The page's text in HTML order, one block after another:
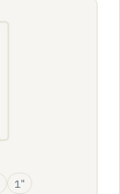
1"